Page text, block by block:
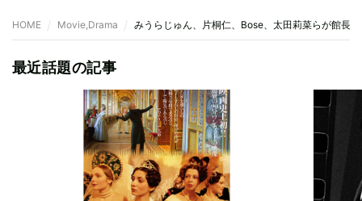
HOME Movie,Drama みうらじゅん、片桐仁、Bose、太田莉菜らが館長
最近話題の記事